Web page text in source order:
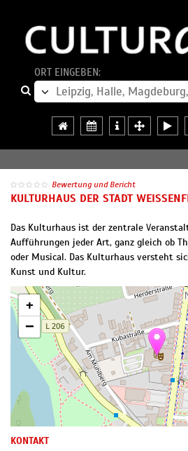
ORT EINGEBEN:
Bewertung und Bericht
KULTURHAUS DER STADT
Das Kulturhaus ist der zentrale
Aufführungen jeder Art, ganz gleich ob
oder Musical. Das Kulturhaus versteht
Kunst und Kultur.
+
−
KONTAKT